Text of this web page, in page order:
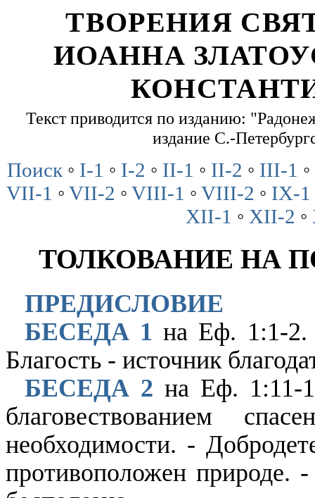
ТВОРЕНИЯ
ИОАННА
Текст приводится по изданию:
издание С.-
Поиск◦ I-1 ◦ I-2 ◦ II-1 ◦ II-2 ◦ III-1 ◦
VII-1 ◦ VII-2 ◦ VIII-1 ◦ VIII-2 ◦ IX-1
XII-1 ◦ XII-2 ◦
ТОЛКОВАНИЕ НА
ПРЕДИСЛОВИЕ
БЕСЕДА 1 на Еф. 1:1-2.
Благость - источник
БЕСЕДА 2 на Еф. 1:11-
благовествованием
необходимости. -
противоположен